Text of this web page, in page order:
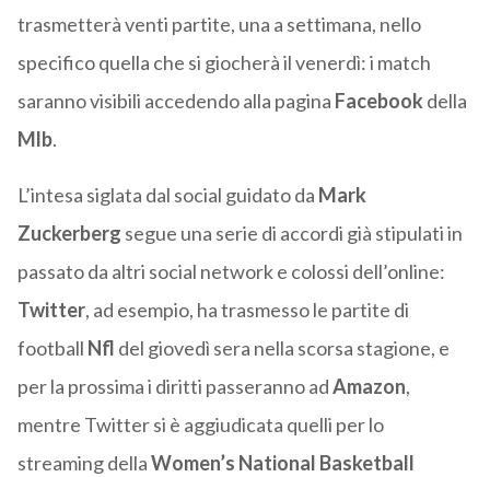
trasmetterà venti partite, una a settimana, nello
specifico quella che si giocherà il venerdì: i match
saranno visibili accedendo alla pagina Facebookdella
Mlb.
L’intesa siglata dal social guidato da Mark
Zuckerberg segue una serie di accordi già stipulati in
passato da altri social network e colossi dell’online:
Twitter, ad esempio, ha trasmesso le partite di
football Nfl del giovedì sera nella scorsa stagione, e
per la prossima i diritti passeranno adAmazon,
mentre Twitter si è aggiudicata quelli per lo
streaming dellaWomen’s National Basketball